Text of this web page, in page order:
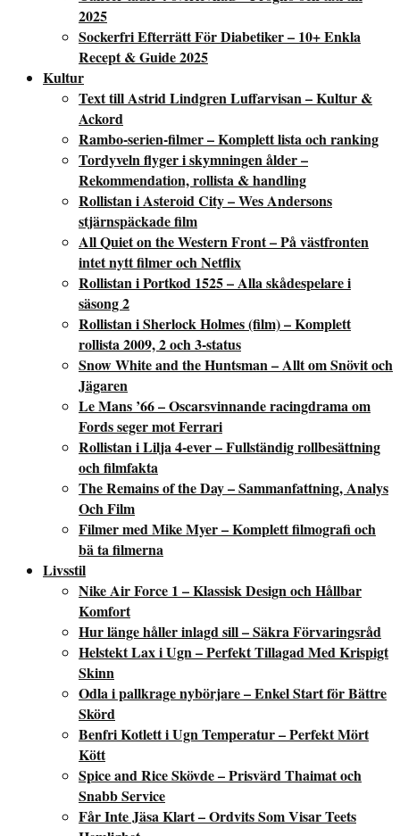
2025
Sockerfri Efterrätt För Diabetiker – 10+ Enkla
Recept & Guide 2025
Kultur
Text till Astrid Lindgren Luffarvisan – Kultur &
Ackord
Rambo-serien-filmer – Komplett lista och ranking
Tordyveln flyger i skymningen ålder –
Rekommendation, rollista & handling
Rollistan i Asteroid City – Wes Andersons
stjärnspäckade film
All Quiet on the Western Front – På västfronten
intet nytt filmer och Netflix
Rollistan i Portkod 1525 – Alla skådespelare i
säsong 2
Rollistan i Sherlock Holmes (film) – Komplett
rollista 2009, 2 och 3-status
Snow White and the Huntsman – Allt om Snövit och
Jägaren
Le Mans ’66 – Oscarsvinnande racingdrama om
Fords seger mot Ferrari
Rollistan i Lilja 4-ever – Fullständig rollbesättning
och filmfakta
The Remains of the Day – Sammanfattning, Analys
Och Film
Filmer med Mike Myer – Komplett filmografi och
bä ta filmerna
Livsstil
Nike Air Force 1 – Klassisk Design och Hållbar
Komfort
Hur länge håller inlagd sill – Säkra Förvaringsråd
Helstekt Lax i Ugn – Perfekt Tillagad Med Krispigt
Skinn
Odla i pallkrage nybörjare – Enkel Start för Bättre
Skörd
Benfri Kotlett i Ugn Temperatur – Perfekt Mört
Kött
Spice and Rice Skövde – Prisvärd Thaimat och
Snabb Service
Får Inte Jäsa Klart – Ordvits Som Visar Teets